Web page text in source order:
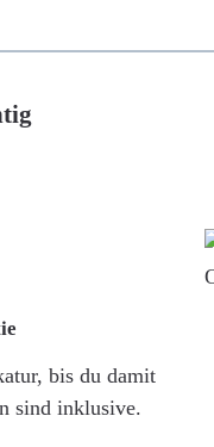
bis du damit
sind inklusive.